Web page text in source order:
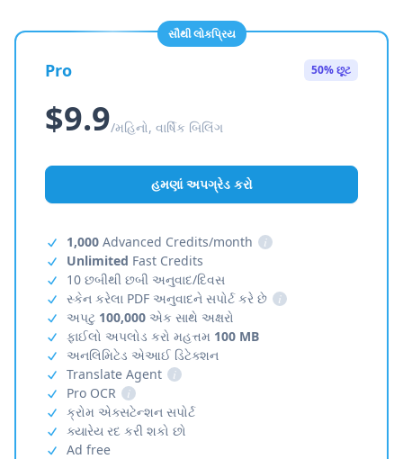
સૌથી લોકપ્રિય
Pro 50% છૂટ
$9.9/મહિનો, વાર્ષિક બિલિંગ
હમણાં અપગ્રેડ કરો
1,000 Advanced Credits/month
i
Unlimited Fast Credits
10 છબીથી છબી અનુવાદ/દિવસ
સ્કેન કરેલા PDF અનુવાદને સપોર્ટ કરે છે
i
અપટુ 100,000 એક સાથે અક્ષરો
ફાઈલો અપલોડ કરો મહત્તમ 100 MB
અનલિમિટેડ એઆઈ ડિટેક્શન
Translate Agent
i
Pro OCR
i
ક્રોમ એક્સટેન્શન સપોર્ટ
ક્યારેય રદ કરી શકો છો
Ad free